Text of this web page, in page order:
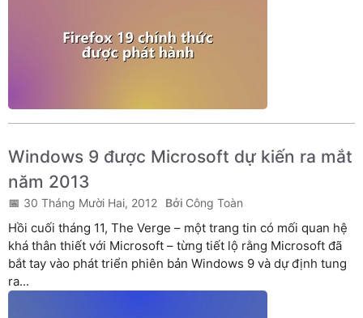
Windows 9 được Microsoft dự kiến ra mắt
năm 2013
30 Tháng Mười Hai, 2012 Công Toàn
Hồi cuối tháng 11, The Verge – một trang tin có mối quan hệ
khá thân thiết với Microsoft – từng tiết lộ rằng Microsoft đã
bắt tay vào phát triển phiên bản Windows 9 và dự định tung
ra...